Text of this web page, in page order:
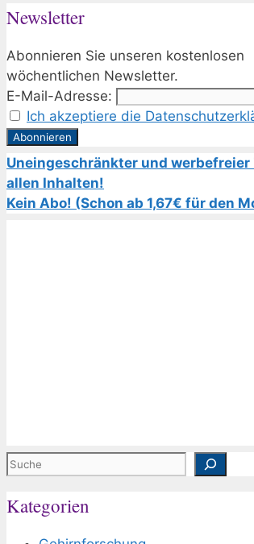
Newsletter
Abonnieren Sie unseren kostenlosen
wöchentlichen Newsletter.
E-Mail-Adresse:
Ich akzeptiere die
Uneingeschränkter und werbefreier
allen Inhalten!
Kein Abo! (Schon ab 1,67€ für den
Suchen
Kategorien